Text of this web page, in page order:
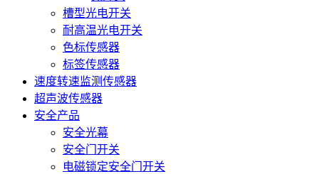
槽型光电开关
耐高温光电开关
色标传感器
标签传感器
速度转速监测传感器
超声波传感器
安全产品
安全光幕
安全门开关
电磁锁定安全门开关